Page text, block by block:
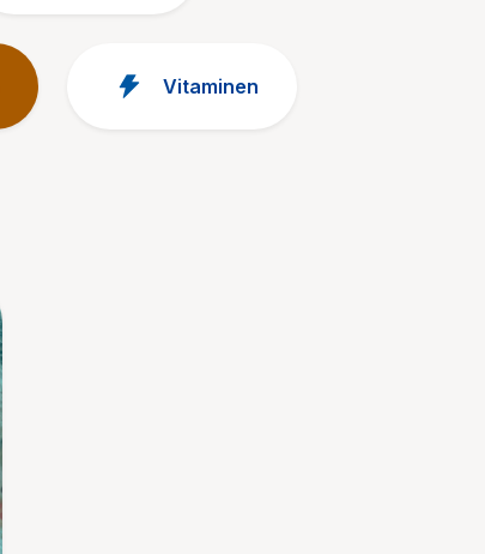
Vitaminen